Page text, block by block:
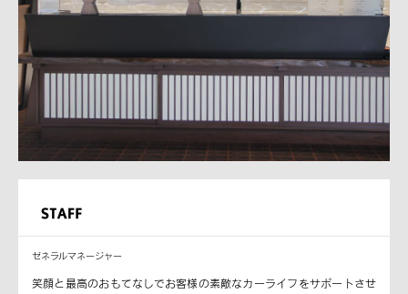
ゼネラルマネージャー
笑顔と最高のおもてなしでお客様の素敵なカーライフをサポートさせ